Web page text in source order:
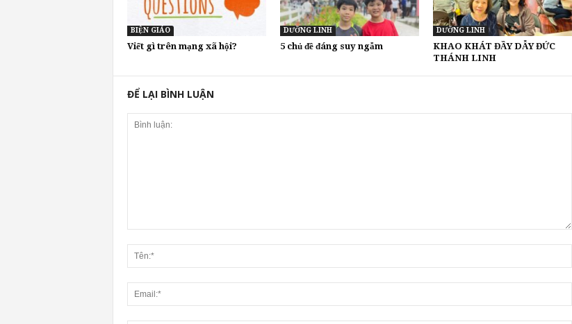
BIỆN GIÁO
Viết gì trên mạng xã hội?
DƯỠNG LINH
5 chủ đề đáng suy ngẫm
DƯỠNG LINH
KHAO KHÁT ĐẦY DẪY ĐỨC
THÁNH LINH
ĐỂ LẠI BÌNH LUẬN